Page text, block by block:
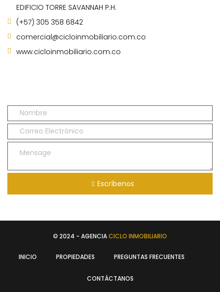
EDIFICIO TORRE SAVANNAH P.H.
(+57) 305 358 6842
comercial@cicloinmobiliario.com.co
www.cicloinmobiliario.com.co
Escríbenos
© 2024 - AGENCIACICLO INMOBILIARIO
INICIO PROPIEDADES PREGUNTAS FRECUENTES
CONTÁCTANOS